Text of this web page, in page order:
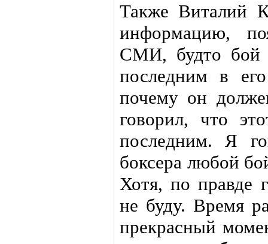
Также Виталий
информацию,
СМИ, будто бой
последним в
почему он
говорил, что
последним. Я
боксера любой
Хотя, по правде
не буду. Время
прекрасный